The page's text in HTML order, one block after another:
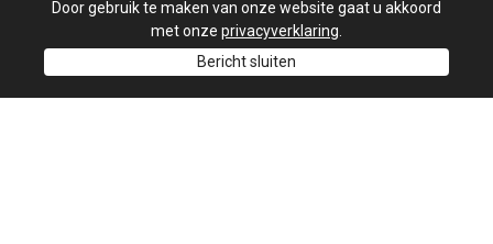
Akkoord met deprivacyverklaring
U kunt te allen tijde uw instellingen veranderen of zich
Door gebruik te maken van onze website gaat u akkoord
met onze privacyverklaring
Bericht sluiten